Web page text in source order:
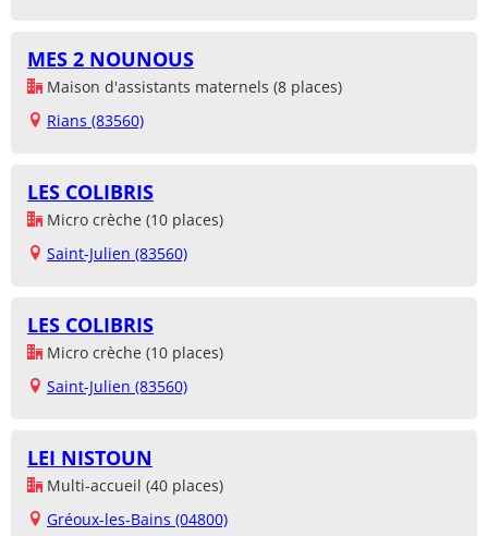
MES 2 NOUNOUS
Maison d'assistants maternels (8 places)
Rians (83560)
LES COLIBRIS
Micro crèche (10 places)
Saint-Julien (83560)
LES COLIBRIS
Micro crèche (10 places)
Saint-Julien (83560)
LEI NISTOUN
Multi-accueil (40 places)
Gréoux-les-Bains (04800)